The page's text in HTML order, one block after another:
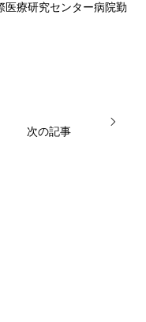
療研究センター病院勤
次の記事